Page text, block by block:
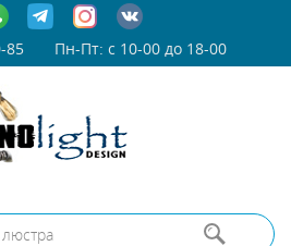
85 Пн-Пт: с 10-00 до 18-00